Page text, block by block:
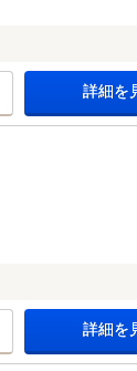
詳細を
詳細を